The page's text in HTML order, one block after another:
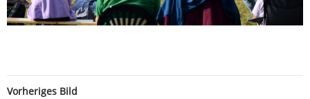
Vorheriges Bild